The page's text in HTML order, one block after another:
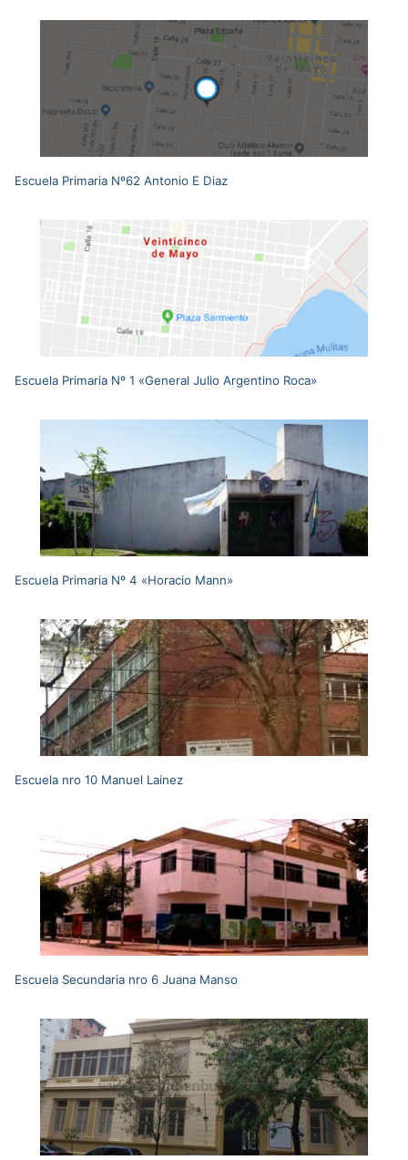
Escuela Primaria Nº62 Antonio E Diaz
Escuela Primaria Nº 1 «General Julio Argentino Roca»
Escuela Primaria Nº 4 «Horacio Mann»
Escuela nro 10 Manuel Lainez
Escuela Secundaria nro 6 Juana Manso